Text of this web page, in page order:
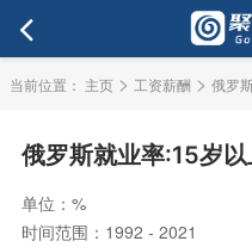
当前位置： 主页 > 工资薪酬 > 俄罗
俄罗斯就业率:15岁
单位：%
时间范围：1992 - 2021